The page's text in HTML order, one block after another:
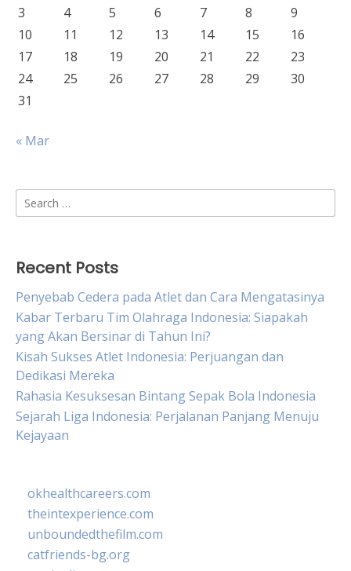
3
4 5 6 7 8
9
10
11 12 13 14 15
16
17
18 19 20 21 22
23
24
25 26 27 28 29
30
31
« Mar
Search
for:
Recent Posts
Penyebab Cedera pada Atlet dan Cara Mengatasinya
Kabar Terbaru Tim Olahraga Indonesia: Siapakah
yang Akan Bersinar di Tahun Ini?
Kisah Sukses Atlet Indonesia: Perjuangan dan
Dedikasi Mereka
Rahasia Kesuksesan Bintang Sepak Bola Indonesia
Sejarah Liga Indonesia: Perjalanan Panjang Menuju
Kejayaan
okhealthcareers.com
theintexperience.com
unboundedthefilm.com
catfriends-bg.org